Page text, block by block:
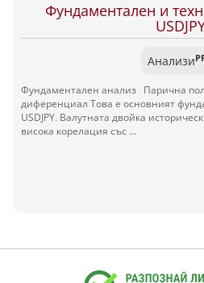
Фундаментален и
Анализи
Фундаментален анализ Парична
диференциал Това е основният
USDJPY. Валутната двойка
висока корелация със ...